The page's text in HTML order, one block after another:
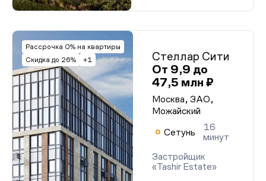
Рассрочка 0% на квартиры
Скидка до 26%
+1
Стеллар Сити
От 9,9 до
47,5 млн ₽
Москва, ЗАО,
Можайский
Сетунь
16
минут
Застройщик
«Tashir Estate»